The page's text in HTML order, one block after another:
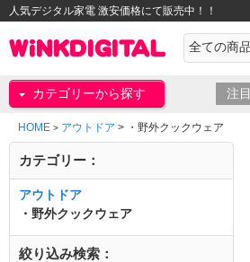
人気デジタル家電 激安価格にて販売中！！
カテゴリーから探す 注目
HOME > アウトドア > ・野外クックウェア
カテゴリー：
アウトドア
・野外クックウェア
絞り込み検索：